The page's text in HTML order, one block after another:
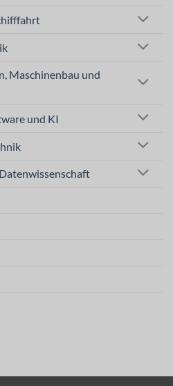
Maschinenbau und
und KI